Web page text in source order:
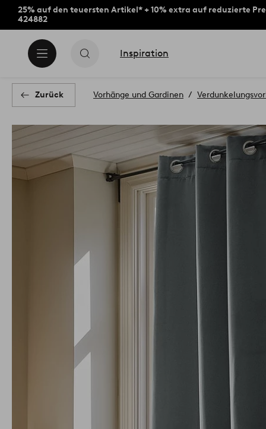
25% auf den teuersten Artikel* + 10% extra auf reduzierte
424882
Inspiration
Zurück Vorhänge und Gardinen